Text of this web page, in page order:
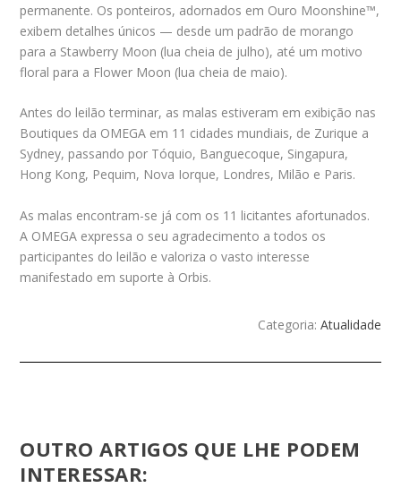
permanente. Os ponteiros, adornados em Ouro Moonshine™,
exibem detalhes únicos — desde um padrão de morango
para a Stawberry Moon (lua cheia de julho), até um motivo
floral para a Flower Moon (lua cheia de maio).
Antes do leilão terminar, as malas estiveram em exibição nas
Boutiques da OMEGA em 11 cidades mundiais, de Zurique a
Sydney, passando por Tóquio, Banguecoque, Singapura,
Hong Kong, Pequim, Nova Iorque, Londres, Milão e Paris.
As malas encontram-se já com os 11 licitantes afortunados.
A OMEGA expressa o seu agradecimento a todos os
participantes do leilão e valoriza o vasto interesse
manifestado em suporte à Orbis.
Categoria: Atualidade
OUTRO ARTIGOS QUE LHE PODEM
INTERESSAR: